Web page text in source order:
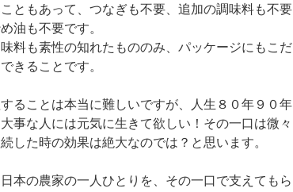
ともあって、つなぎも不要、追加の調味料も不要
油も不要です。
料も素性の知れたもののみ、パッケージにもこだ
きることです。
ることは本当に難しいですが、人生８０年９０年
事な人には元気に生きて欲しい！その一口は微々
した時の効果は絶大なのでは？と思います。
本の農家の一人ひとりを、その一口で支えてもら